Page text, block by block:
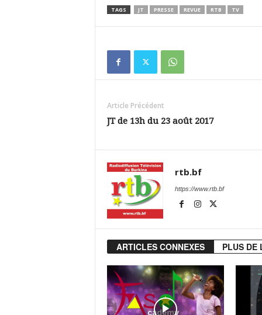
TAGS JT PRESSE REVUE RTB TV
Article Précédent
JT de 13h du 23 août 2017
rtb.bf
https://www.rtb.bf
ARTICLES CONNEXES PLUS DE